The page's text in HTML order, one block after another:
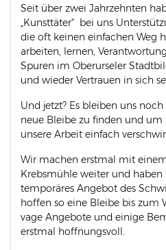
Seit über zwei Jahrzehnten
„Kunsttäter“ bei uns
die oft keinen einfachen Weg
arbeiten, lernen,
Spuren im Oberurseler
und wieder Vertrauen in sich
Und jetzt? Es bleiben uns
neue Bleibe zu finden und um
unsere Arbeit einfach
Wir machen erstmal mit
Krebsmühle weiter und haben
temporäres Angebot des
hoffen so eine Bleibe bis zum
vage Angebote und einige
erstmal hoffnungsvoll.